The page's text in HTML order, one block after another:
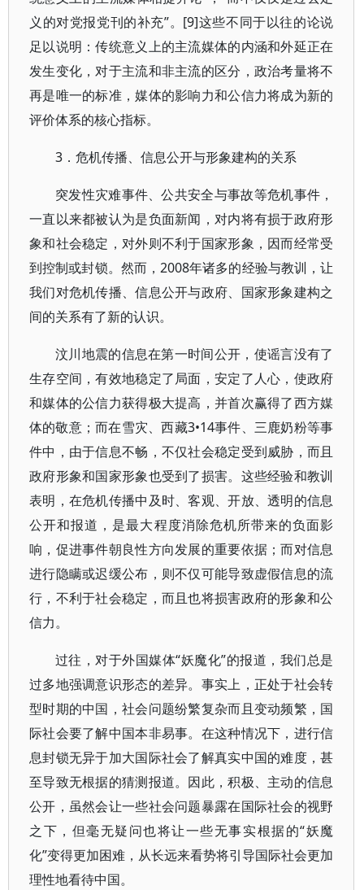
义的对党报党刊的补充”。[9]这些不同于以往的论说
足以说明：传统意义上的主流媒体的内涵和外延正在
发生变化，对于主流和非主流的区分，政治考量将不
再是唯一的标准，媒体的影响力和公信力将成为新的
评价体系的核心指标。
3．危机传播、信息公开与形象建构的关系
突发性灾难事件、公共安全与事故等危机事件，
一直以来都被认为是负面新闻，对内将有损于政府形
象和社会稳定，对外则不利于国家形象，因而经常受
到控制或封锁。然而，2008年诸多的经验与教训，让
我们对危机传播、信息公开与政府、国家形象建构之
间的关系有了新的认识。
汶川地震的信息在第一时间公开，使谣言没有了
生存空间，有效地稳定了局面，安定了人心，使政府
和媒体的公信力获得极大提高，并首次赢得了西方媒
体的敬意；而在雪灾、西藏3•14事件、三鹿奶粉等事
件中，由于信息不畅，不仅社会稳定受到威胁，而且
政府形象和国家形象也受到了损害。这些经验和教训
表明，在危机传播中及时、客观、开放、透明的信息
公开和报道，是最大程度消除危机所带来的负面影
响，促进事件朝良性方向发展的重要依据；而对信息
进行隐瞒或迟缓公布，则不仅可能导致虚假信息的流
行，不利于社会稳定，而且也将损害政府的形象和公
信力。
过往，对于外国媒体“妖魔化”的报道，我们总是
过多地强调意识形态的差异。事实上，正处于社会转
型时期的中国，社会问题纷繁复杂而且变动频繁，国
际社会要了解中国本非易事。在这种情况下，进行信
息封锁无异于加大国际社会了解真实中国的难度，甚
至导致无根据的猜测报道。因此，积极、主动的信息
公开，虽然会让一些社会问题暴露在国际社会的视野
之下，但毫无疑问也将让一些无事实根据的“妖魔
化”变得更加困难，从长远来看势将引导国际社会更加
理性地看待中国。